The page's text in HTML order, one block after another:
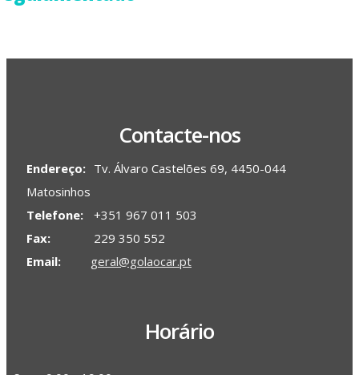
Contacte-nos
Endereço: Tv. Álvaro Castelões 69, 4450-044
Matosinhos
Telefone:
+351 967 011 503
Fax:
229 350 552
Email:
geral@golaocar.pt
Horário